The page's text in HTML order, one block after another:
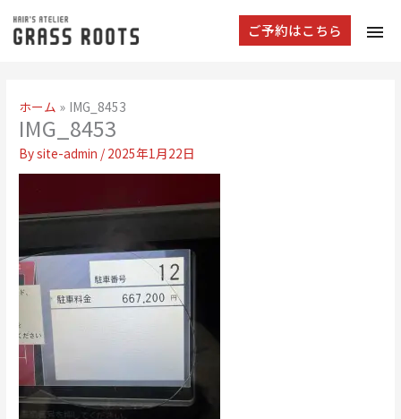
ご予約はこちら
ホーム IMG_8453
IMG_8453
Bysite-admin / 2025年1月22日